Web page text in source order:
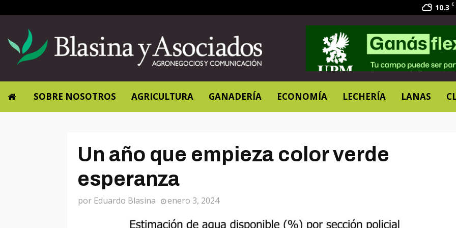
10.3 C
SOBRE NOSOTROS AGRICULTURA GANADERÍA ECONOMÍA LECHERÍA LANAS
Un año que empieza color verde
esperanza
por Eduardo Blasina enero 3, 2024